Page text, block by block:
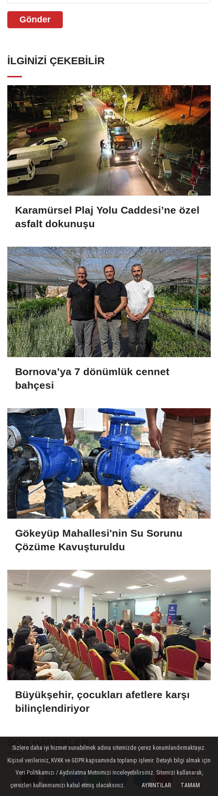
Yorumlar
Yorumlar
Gönder
İLGINIZI ÇEKEBILIR
Karamürsel Plaj Yolu Caddesi’ne özel
asfalt dokunuşu
Bornova’ya 7 dönümlük cennet
bahçesi
Gökeyüp Mahallesi'nin Su Sorunu
Çözüme Kavuşturuldu
Büyükşehir, çocukları afetlere karşı
bilinçlendiriyor
SON HABERLER
Karamürsel Plaj Yolu
Caddesi’ne özel asfalt
Sizlere daha iyi hizmet sunabilmek adına sitemizde çerez konumlandırmaktayız.
Kişisel verileriniz, KVKK ve GDPR kapsamında toplanıp işlenir. Detaylı bilgi almak için
Veri Politikamızı / Aydınlatma Metnimizi inceleyebilirsiniz. Sitemizi kullanarak,
çerezleri kullanmamızı kabul etmiş olacaksınız.
AYRINTILAR TAMAM